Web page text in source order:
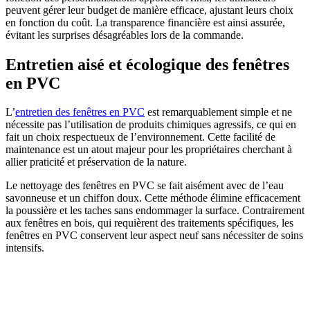
peuvent gérer leur budget de manière efficace, ajustant leurs choix
en fonction du coût. La transparence financière est ainsi assurée,
évitant les surprises désagréables lors de la commande.
Entretien aisé et écologique des fenêtres
en PVC
L’entretien des fenêtres en PVC est remarquablement simple et ne
nécessite pas l’utilisation de produits chimiques agressifs, ce qui en
fait un choix respectueux de l’environnement. Cette facilité de
maintenance est un atout majeur pour les propriétaires cherchant à
allier praticité et préservation de la nature.
Le nettoyage des fenêtres en PVC se fait aisément avec de l’eau
savonneuse et un chiffon doux. Cette méthode élimine efficacement
la poussière et les taches sans endommager la surface. Contrairement
aux fenêtres en bois, qui requièrent des traitements spécifiques, les
fenêtres en PVC conservent leur aspect neuf sans nécessiter de soins
intensifs.